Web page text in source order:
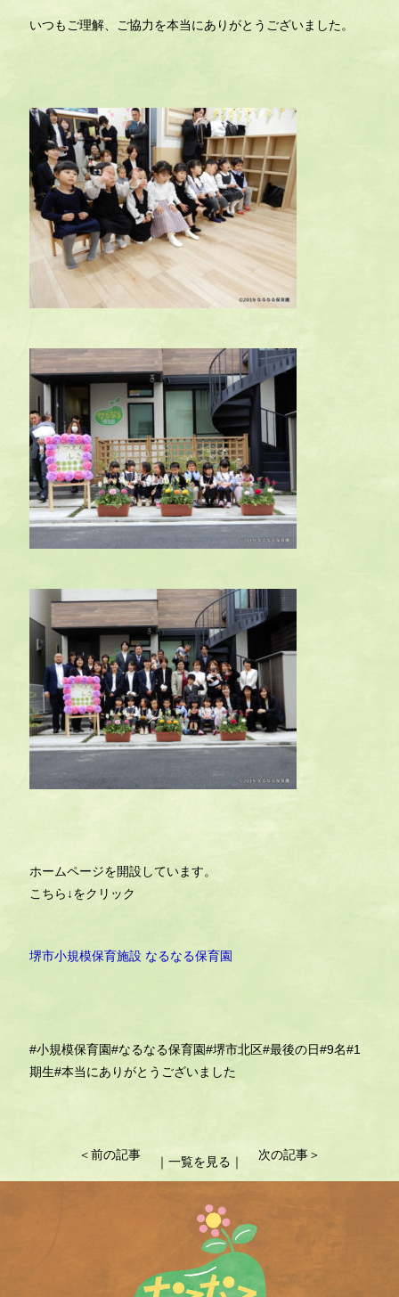
いつもご理解、ご協力を本当にありがとうございました。
ホームページを開設しています。
こちら↓をクリック
堺市小規模保育施設 なるなる保育園
#小規模保育園#なるなる保育園#堺市北区#最後の日#9名#1
期生#本当にありがとうございました
稿
＜前の記事 次の記事＞
｜一覧を見る｜